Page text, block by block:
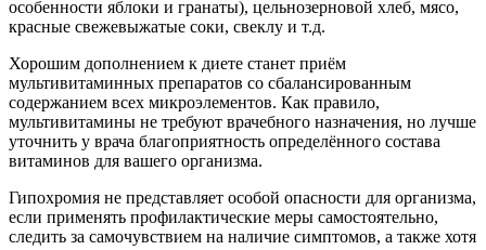
особенности яблоки и гранаты), цельнозерновой хлеб, мясо,
красные свежевыжатые соки, свеклу и т.д.
Хорошим дополнением к диете станет приём
мультивитаминных препаратов со сбалансированным
содержанием всех микроэлементов. Как правило,
мультивитамины не требуют врачебного назначения, но лучше
уточнить у врача благоприятность определённого состава
витаминов для вашего организма.
Гипохромия не представляет особой опасности для организма,
если применять профилактические меры самостоятельно,
следить за самочувствием на наличие симптомов, а также хотя